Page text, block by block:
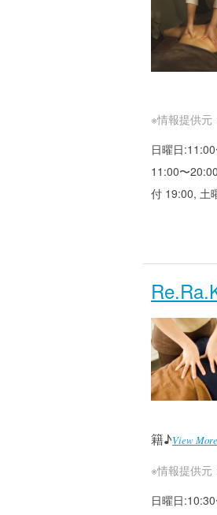
※情報提供元
日曜日
11:00〜
付 19:00, 土
籍♪View
※情報提供元
日曜日